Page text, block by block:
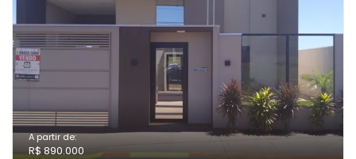
A partir de:
R$ 890.000